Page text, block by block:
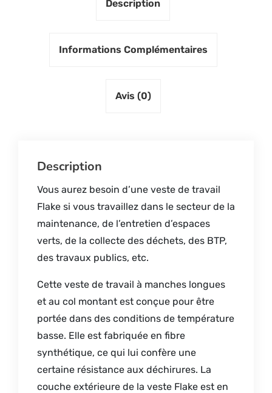
Description
Informations Complémentaires
Avis (0)
Description
Vous aurez besoin d’une veste de travail
Flake si vous travaillez dans le secteur de la
maintenance, de l’entretien d’espaces
verts, de la collecte des déchets, des BTP,
des travaux publics, etc.
Cette veste de travail à manches longues
et au col montant est conçue pour être
portée dans des conditions de température
basse. Elle est fabriquée en fibre
synthétique, ce qui lui confère une
certaine résistance aux déchirures. La
couche extérieure de la veste Flake est en